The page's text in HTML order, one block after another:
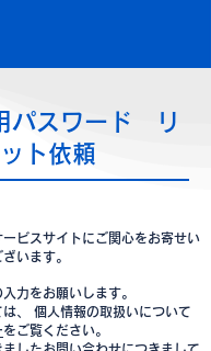
パスワード リ
ト依頼
ビスサイトにご関心をお寄せい
います。
力をお願いします。
、 個人情報の取扱いについて
をご覧ください。